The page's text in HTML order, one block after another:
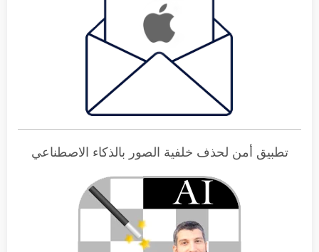
تطبيق أمن لحذف خلفية الصور بالذكاء الاصطناعي